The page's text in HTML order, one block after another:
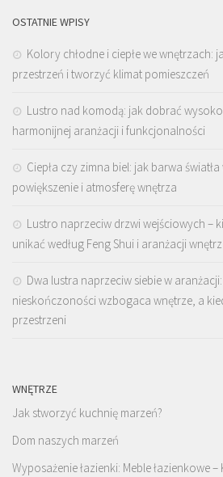
OSTATNIE WPISY
Kolory chłodne i ciepłe we wnętrzach:
przestrzeń i tworzyć klimat pomieszczeń
Lustro nad komodą: jak dobrać
harmonijnej aranżacji i funkcjonalności
Ciepła czy zimna biel: jak barwa
powiększenie i atmosferę wnętrza
Lustro naprzeciw drzwi wejściowych –
unikać według Feng Shui i aranżacji wnętrz
Dwa lustra naprzeciw siebie w
nieskończoności wzbogaca wnętrze, a
przestrzeni
WNĘTRZE
Jak stworzyć kuchnię marzeń?
Dom naszych marzeń
Wyposażenie łazienki: Meble łazienkowe